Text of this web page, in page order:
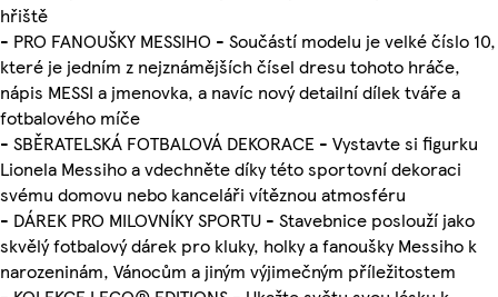
hřiště
- PRO FANOUŠKY MESSIHO - Součástí modelu je velké číslo 10,
které je jedním z nejznámějších čísel dresu tohoto hráče,
nápis MESSI a jmenovka, a navíc nový detailní dílek tváře a
fotbalového míče
- SBĚRATELSKÁ FOTBALOVÁ DEKORACE - Vystavte si figurku
Lionela Messiho a vdechněte díky této sportovní dekoraci
svému domovu nebo kanceláři vítěznou atmosféru
- DÁREK PRO MILOVNÍKY SPORTU - Stavebnice poslouží jako
skvělý fotbalový dárek pro kluky, holky a fanoušky Messiho k
narozeninám, Vánocům a jiným výjimečným příležitostem